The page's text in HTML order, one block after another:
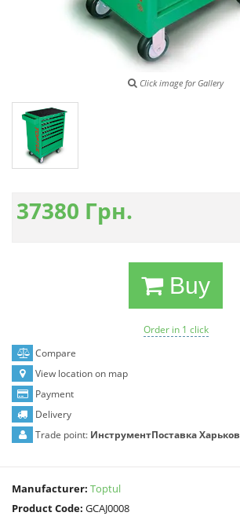
Click image for Gallery
37380 Грн.
Buy
Order in 1 click
Compare
View location on map
Payment
Delivery
Trade point: ИнструментПоставка Харьков
Manufacturer: Toptul
Product Code: GCAJ0008